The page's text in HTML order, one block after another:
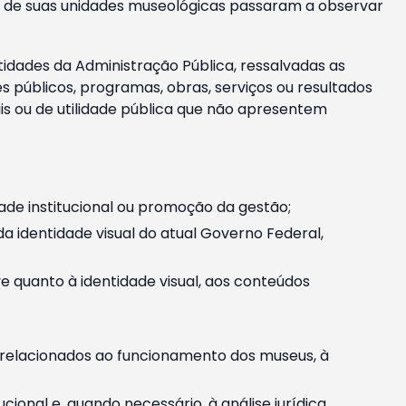
suas unidades museológicas passaram a observar
da Administração Pública, ressalvadas as
programas, obras, serviços ou resultados
ou de utilidade pública que não apresentem
institucional ou promoção da gestão;
identidade visual do atual Governo Federal,
quanto à identidade visual, aos conteúdos
ao funcionamento dos museus, à